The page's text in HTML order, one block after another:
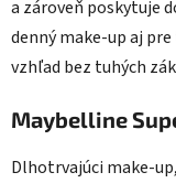
a zároveň poskytuje
denný make-up aj
vzhľad bez tuhých
Maybelline
Dlhotrvajúci make-